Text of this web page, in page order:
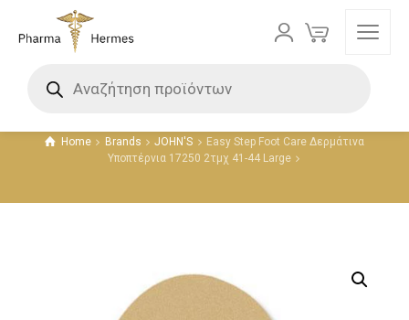
Home Brands JOHN'S
Easy Step Foot Care Δερμάτινα
Υποπτέρνια 17250 2τμχ 41-44 Large